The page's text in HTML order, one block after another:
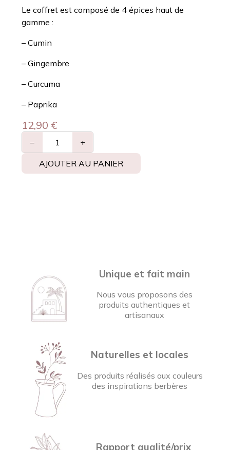
Le coffret est composé de 4 épices haut de
gamme :
– Cumin
– Gingembre
– Curcuma
– Paprika
12,90 €
− +
AJOUTER AU PANIER
Unique et fait main
Nous vous proposons des
produits authentiques et
artisanaux
Naturelles et locales
Des produits réalisés aux couleurs
des inspirations berbères
Rapport qualité/prix